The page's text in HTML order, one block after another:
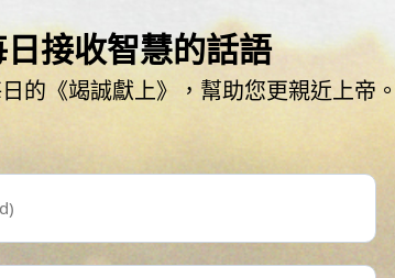
日接收智慧的話語
的《竭誠獻上》，幫助您更親近上帝。